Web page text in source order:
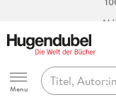
Hugendubel
Menu